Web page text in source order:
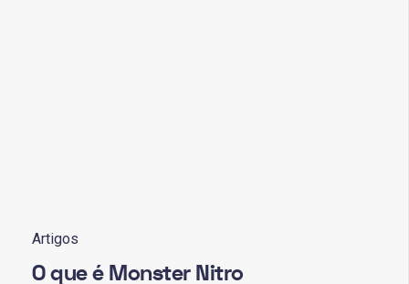
Artigos
O que é Monster Nitro